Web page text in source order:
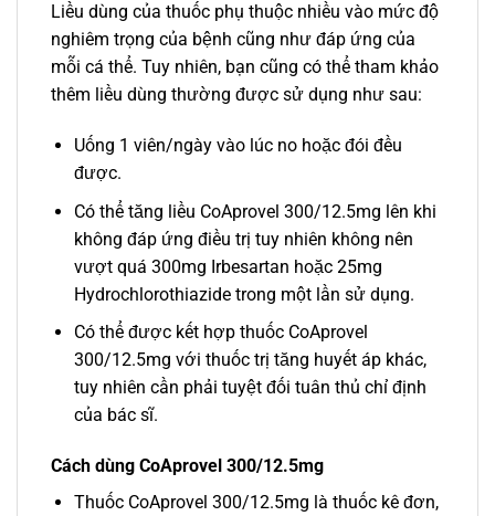
Liều dùng của thuốc phụ thuộc nhiều vào mức độ
nghiêm trọng của bệnh cũng như đáp ứng của
mỗi cá thể. Tuy nhiên, bạn cũng có thể tham khảo
thêm liều dùng thường được sử dụng như sau:
Uống 1 viên/ngày vào lúc no hoặc đói đều
được.
Có thể tăng liều CoAprovel 300/12.5mg lên khi
không đáp ứng điều trị tuy nhiên không nên
vượt quá 300mg Irbesartan hoặc 25mg
Hydrochlorothiazide trong một lần sử dụng.
Có thể được kết hợp thuốc CoAprovel
300/12.5mg với thuốc trị tăng huyết áp khác,
tuy nhiên cần phải tuyệt đối tuân thủ chỉ định
của bác sĩ.
Cách dùng CoAprovel 300/12.5mg
Thuốc CoAprovel 300/12.5mg là thuốc kê đơn,